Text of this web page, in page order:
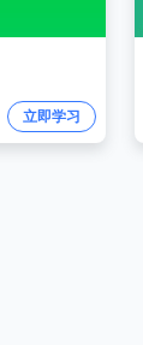
立即学习